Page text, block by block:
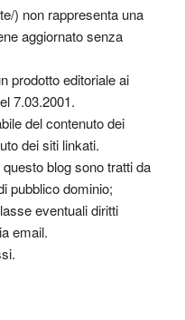
) non rappresenta una
aggiornato senza
prodotto editoriale ai
7.03.2001.
del contenuto dei
dei siti linkati.
blog sono tratti da
pubblico dominio;
eventuali diritti
email.